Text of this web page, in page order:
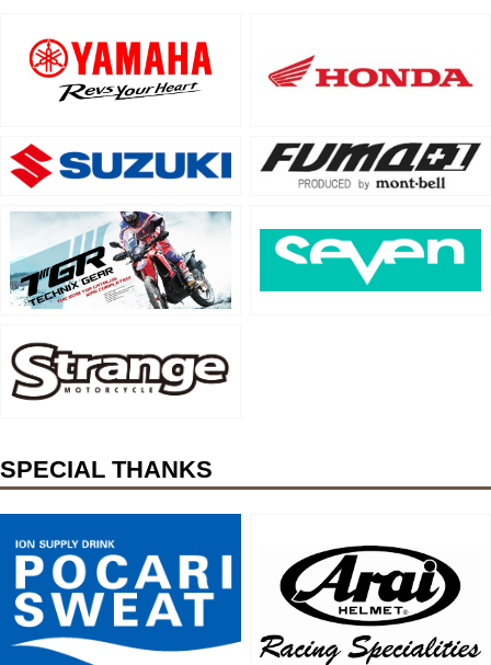
SPECIAL THANKS